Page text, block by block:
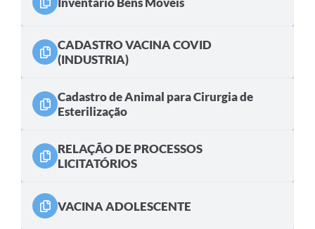
CADASTRO VACINA COVID
(INDUSTRIA)
Cadastro de Animal para Cirurgia de
Esterilização
RELAÇÃO DE PROCESSOS
LICITATÓRIOS
VACINA ADOLESCENTE